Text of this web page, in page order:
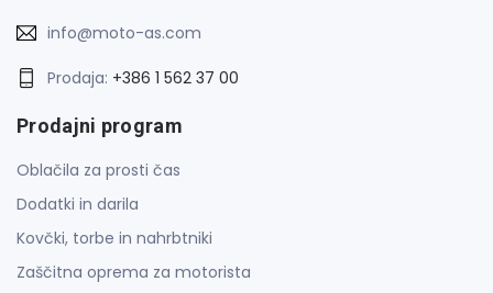
info@moto-as.com
Prodaja: +386 1 562 37 00
Prodajni program
Oblačila za prosti čas
Dodatki in darila
Kovčki, torbe in nahrbtniki
Zaščitna oprema za motorista